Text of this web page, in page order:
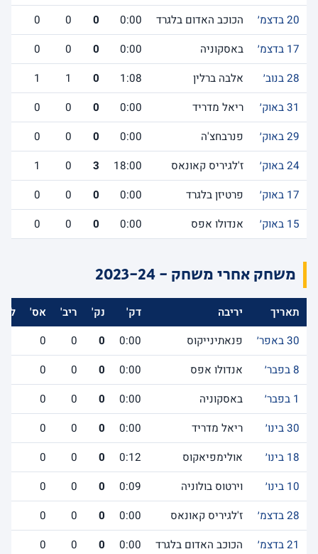
20 בדצמ׳
הכוכב האדום בלגרד 0:00
0
0
0
17 בדצמ׳
באסקוניה 0:00
0
0
0
28 בנוב׳
אלבה ברלין 1:08
0
1
1
31 באוק׳
ריאל מדריד 0:00
0
0
0
29 באוק׳
פנרבחצ'ה 0:00
0
0
0
24 באוק׳
ז'לגיריס קאונאס 18:00
3
0
1
17 באוק׳
פרטיזן בלגרד 0:00
0
0
0
15 באוק׳
אנדולו אפס 0:00
0
0
0
משחק אחרי משחק - 2023-24
תאריך יריבה דק' נק' ריב' אס'
30 באפר׳
פנאתינייקוס 0:00
0
0
0
8 בפבר׳
אנדולו אפס 0:00
0
0
0
1 בפבר׳
באסקוניה 0:00
0
0
0
30 בינו׳
ריאל מדריד 0:00
0
0
0
18 בינו׳
אולימפיאקוס 0:12
0
0
0
10 בינו׳
וירטוס בולוניה 0:09
0
0
0
28 בדצמ׳
ז'לגיריס קאונאס 0:00
0
0
0
21 בדצמ׳
הכוכב האדום בלגרד 0:00
0
0
0